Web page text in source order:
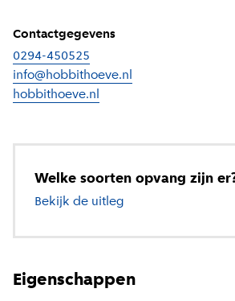
Contactgegevens
0294-450525
info@hobbithoeve.nl
hobbithoeve.nl
Welke soorten opvang zijn
Bekijk de uitleg over
Eigenschappen